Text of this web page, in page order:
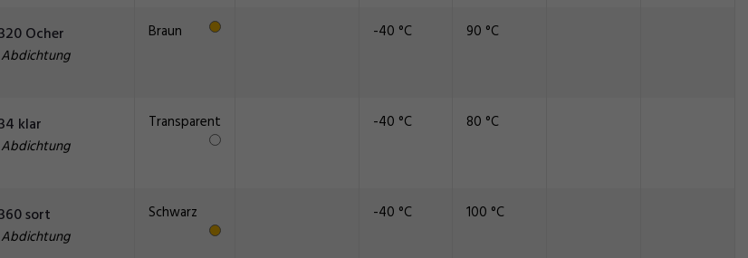
Ocher Braun -40 °C 90 °C
klar Transparent -40 °C 80 °C
sort Schwarz -40 °C 100 °C